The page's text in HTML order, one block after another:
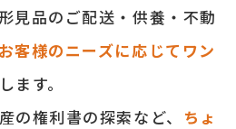
⾒品のご配送‧供養‧不動
お客様のニーズに応じてワン
ます。
の権利書の探索など、 ちょ